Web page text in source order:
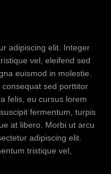
adipiscing elit. Integer
vel, eleifend sed
euismod in molestie.
sed porttitor
felis, eu cursus lorem
fermentum, turpis
at libero. Morbi ut arcu
adipiscing elit.
tristique vel,